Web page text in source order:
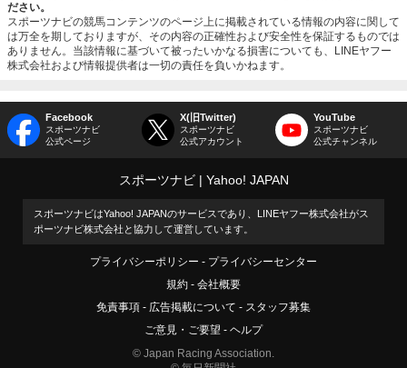
ださい。
スポーツナビの競馬コンテンツのページ上に掲載されている情報の内容に関して
は万全を期しておりますが、その内容の正確性および安全性を保証するものでは
ありません。当該情報に基づいて被ったいかなる損害についても、LINEヤフー
株式会社および情報提供者は一切の責任を負いかねます。
Facebook
スポーツナビ
公式ページ
X(旧Twitter)
スポーツナビ
公式アカウント
YouTube
スポーツナビ
公式チャンネル
スポーツナビ Yahoo! JAPAN
スポーツナビはYahoo! JAPANのサービスであり、LINEヤフー株式会社がス
ポーツナビ株式会社と協力して運営しています。
プライバシーポリシー
プライバシーセンター
規約
会社概要
免責事項
広告掲載について
スタッフ募集
ご意見・ご要望
ヘルプ
© Japan Racing Association.